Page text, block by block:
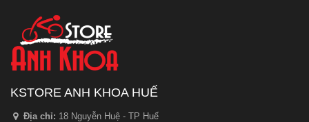
KSTORE ANH KHOA HUẾ
Địa chỉ: 18 Nguyễn Huệ - TP Huế